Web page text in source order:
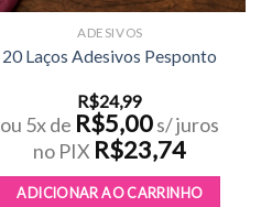
ADESIVOS
20 Laços Adesivos Pesponto
R$24,99
ou 5x de R$5,00s/ juros
no PIX R$23,74
ADICIONAR AO CARRINHO